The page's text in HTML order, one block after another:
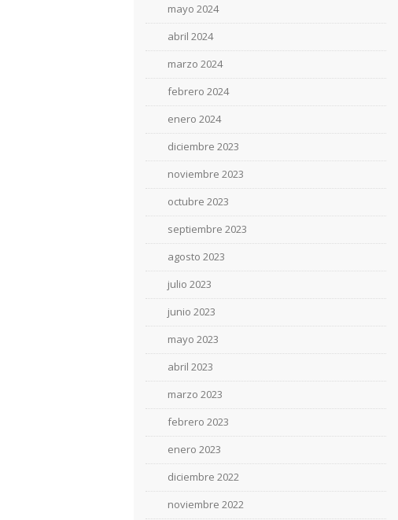
mayo 2024
abril 2024
marzo 2024
febrero 2024
enero 2024
diciembre 2023
noviembre 2023
octubre 2023
septiembre 2023
agosto 2023
julio 2023
junio 2023
mayo 2023
abril 2023
marzo 2023
febrero 2023
enero 2023
diciembre 2022
noviembre 2022